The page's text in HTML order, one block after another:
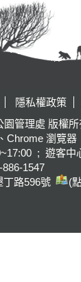
隱私權政策
管理處 版權
Chrome 瀏覽器
; 遊客中
1547
丁路596號
(